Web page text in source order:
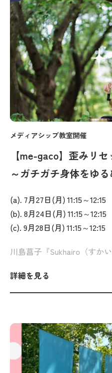
メディアシップ教室開催
【me-gaco】歪みリ
～ガチガチ身体をゆる
(a). 7月27日(月) 11:15～12:15
(b). 8月24日(月) 11:15～12:15
(c). 9月28日(月) 11:15～12:15
詳細を見る